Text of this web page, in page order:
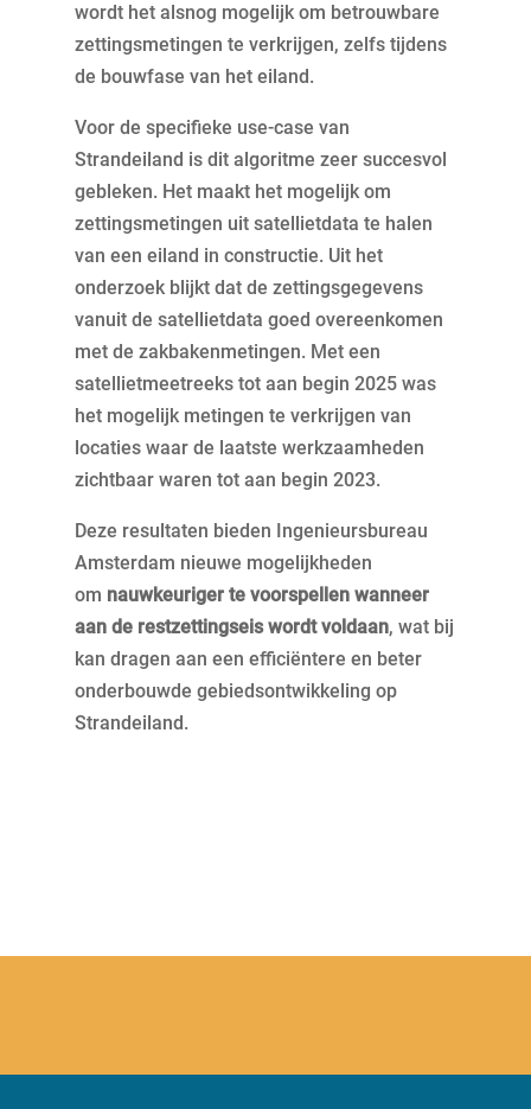
wordt het alsnog mogelijk om betrouwbare
zettingsmetingen te verkrijgen, zelfs tijdens
de bouwfase van het eiland.
Voor de specifieke use-case van
Strandeiland is dit algoritme zeer succesvol
gebleken. Het maakt het mogelijk om
zettingsmetingen uit satellietdata te halen
van een eiland in constructie. Uit het
onderzoek blijkt dat de zettingsgegevens
vanuit de satellietdata goed overeenkomen
met de zakbakenmetingen. Met een
satellietmeetreeks tot aan begin 2025 was
het mogelijk metingen te verkrijgen van
locaties waar de laatste werkzaamheden
zichtbaar waren tot aan begin 2023.
Deze resultaten bieden Ingenieursbureau
Amsterdam nieuwe mogelijkheden
om nauwkeuriger te voorspellen wanneer
aan de restzettingseis wordt voldaan, wat bij
kan dragen aan een efficiëntere en beter
onderbouwde gebiedsontwikkeling op
Strandeiland.